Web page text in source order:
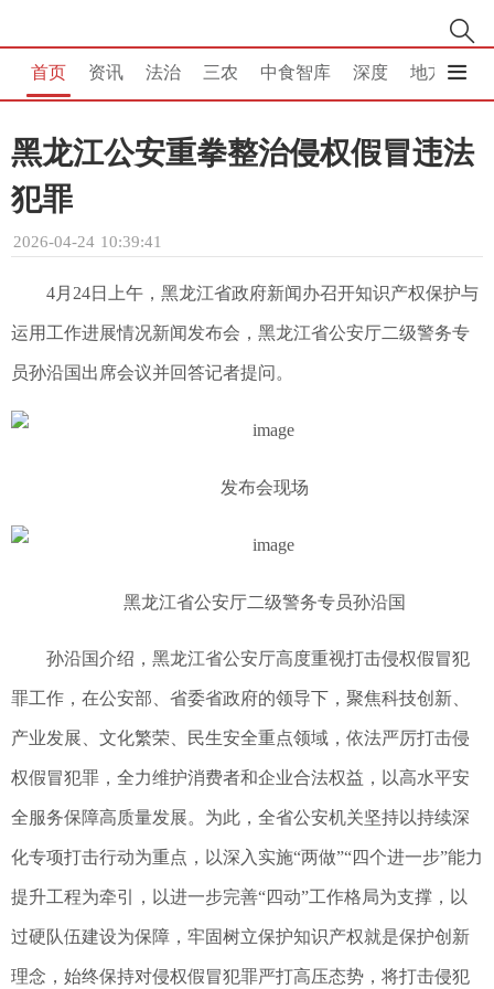
首页 资讯 法治 三农 中食智库 深度 地方
黑龙江公安重拳整治侵权假冒违法
犯罪
2026-04-24 10:39:41
4月24日上午，黑龙江省政府新闻办召开知识产权保护与
运用工作进展情况新闻发布会，黑龙江省公安厅二级警务专
员孙沿国出席会议并回答记者提问。
发布会现场
黑龙江省公安厅二级警务专员孙沿国
孙沿国介绍，黑龙江省公安厅高度重视打击侵权假冒犯
罪工作，在公安部、省委省政府的领导下，聚焦科技创新、
产业发展、文化繁荣、民生安全重点领域，依法严厉打击侵
权假冒犯罪，全力维护消费者和企业合法权益，以高水平安
全服务保障高质量发展。为此，全省公安机关坚持以持续深
化专项打击行动为重点，以深入实施“两做”“四个进一步”能力
提升工程为牵引，以进一步完善“四动”工作格局为支撑，以
过硬队伍建设为保障，牢固树立保护知识产权就是保护创新
理念，始终保持对侵权假冒犯罪严打高压态势，将打击侵犯